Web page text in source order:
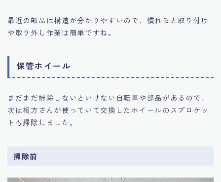
最近の部品は構造が分かりやすいので、慣れると取り付け
や取り外し作業は簡単ですね。
保管ホイール
まだまだ掃除しないといけない自転車や部品があるので、
次は相方さんが使っていて交換したホイールのスプロケッ
トも掃除しました。
掃除前